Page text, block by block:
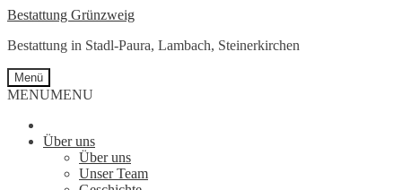
Zur
springen
Springe
Inhalt
Bestattung Grünzweig
Bestattung in Stadl-Paura, Lambach, Steinerkirchen
Menü
MENUMENU
Über uns
Über uns
Unser Team